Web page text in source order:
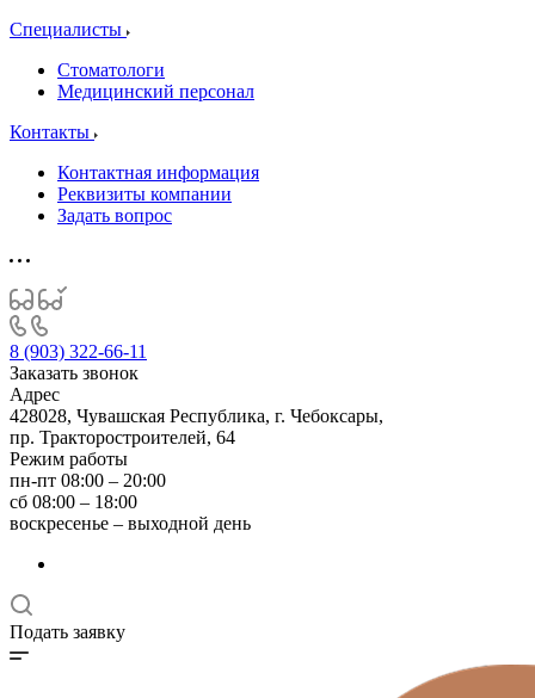
Специалисты
Стоматологи
Медицинский персонал
Контакты
Контактная информация
Реквизиты компании
Задать вопрос
8 (903) 322-66-11
Заказать звонок
Адрес
428028, Чувашская Республика, г. Чебоксары,
пр. Тракторостроителей, 64
Режим работы
пн-пт 08:00 – 20:00
сб 08:00 – 18:00
воскресенье – выходной день
Подать заявку